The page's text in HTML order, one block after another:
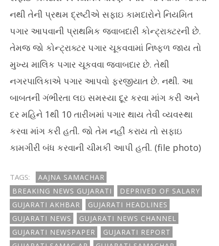
નથી તેની પ્રથમ દ્રષ્ટીએ સફાઇ કામદારોને નિયમિત
પગાર આપવાની પ્રાથમિક જવાબદારી કોન્ટ્રાક્ટરની છે.
તેમજ જો કોન્ટ્રાક્ટર પગાર ચૂકવવામાં નિષ્ફળ જાય તો
મુખ્ય માલિક પગાર ચૂકવવા જવાબદાર છે. તેથી
નગરપાલિકાએ પગાર આપવો ફરજીયાત છે. નથી. આ
બાબતની ગંભીરતા લઇ સમસ્યા દૂર કરવા માંગ કરી અને
દર મહિને 1થી 10 તારીખમાં પગાર થાય તેવી વ્યવસ્થા
કરવા માંગ કરી હતી. જો તેમ નહીં કરાય તો સફાઇ
કામગીરી બંધ કરવાની ચીમકી આપી હતી. (file photo)
TAGS:
AAJNA SAMACHAR
BREAKING NEWS GUJARATI
DEPRIVED OF SALARY
GUJARATI AKHBAR
GUJARATI HEADLINES
GUJARATI NEWS
GUJARATI NEWS CHANNEL
GUJARATI NEWSPAPER
GUJARATI REPORT